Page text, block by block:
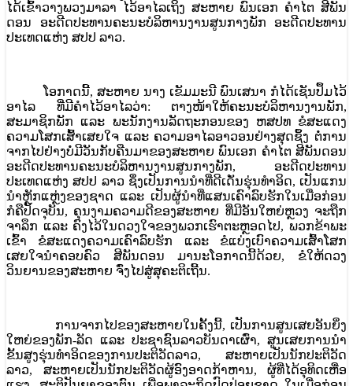
ໄດ້ເຂົ້າວາງພວງມາລາ ໄວ້ອາໄລເຖິງ ສະຫາຍ ພົນເອກ ຄໍາໄຕ ສີພັນ
ດອນ ອະດີດປະທານຄະນະບໍລິຫານງານສູນກາງພັກ ອະດີດປະທານ
ປະເທດແຫ່ງ ສປປ ລາວ.
ໂອກາດນີ້, ສະຫາຍ ນາງ ເຂັມມະນີ ພົນເສນາ ກໍໄດ້ເຊັນປຶ້ມໄວ້
ອາໄລ ທີ່ມີຄໍາໄວ້ອາໄລວ່າ: ຕາງໜ້າໃຫ້ຄະນະບໍລິຫານງານພັກ,
ສະມາຊິກພັກ ແລະ ພະນັກງານລັດຖະກອນຂອງ ຫສປທ ຂໍສະແດງ
ຄວາມໂສກເສົ້າເສຍໃຈ ແລະ ຄວາມອາໄລອາວອນຢ່າງສຸດຊຶ້ງ ຕໍ່ການ
ຈາກໄປຢ່າງບໍ່ມີວັນກັບຄືນມາຂອງສະຫາຍ ພົນເອກ ຄຳໄຕ ສີພັນດອນ
ອະດີດປະທານຄະນະບໍລິຫານງານສູນກາງພັກ, ອະດີດປະທານ
ປະເທດແຫ່ງ ສປປ ລາວ ຊຶ່ງເປັນການນຳທີ່ດີເດັ່ນຮຸ່ນທຳອິດ, ເປັນແກນ
ນຳຫຼັກແຫຼ່ງຂອງຊາດ ແລະ ເປັນຜູ້ນຳທີ່ແສນເຄົາລົບຮັກໃນເມື່ອກ່ອນ
ກໍຄືປັດຈຸບັນ, ຄຸນງາມຄວາມດີຂອງສະຫາຍ ທີ່ມີອັນໃຫຍ່ຫຼວງ ຈະຖືກ
ຈາລຶກ ແລະ ຄົງໄວ້ໃນດວງໃຈຂອງພວກເຮົາຕະຫຼອດໄປ, ພວກຂ້າພະ
ເຂົ້າ ຂໍສະແດງຄວາມເຄົາລົບຮັກ ແລະ ຂໍແບ່ງເບົາຄວາມເສົ້າໂສກ
ເສຍໃຈນຳຄອບຄົວ ສີພັນດອນ ມານະໂອກາດນີ້ດ້ວຍ, ຂໍໃຫ້ດວງ
ວິນຍານຂອງສະຫາຍ ຈົ່ງໄປສູ່ສຸຄະຕິເຖີ້ນ.
ການຈາກໄປຂອງສະຫາຍໃນຄັ້ງນີ້, ເປັນການສູນເສຍອັນຍິ່ງ
ໃຫຍ່ຂອງພັກ-ລັດ ແລະ ປະຊາຊົນລາວບັນດາເຜົ່າ, ສູນເສຍການນໍາ
ຂັ້ນສູງຮຸ່ນທໍາອິດຂອງການປະຕິວັດລາວ, ສະຫາຍເປັນນັກປະຕິວັດ
ລາວ, ສະຫາຍເປັນນັກປະຕິວັດຜູ້ອົງອາດກ້າຫານ, ຜູ້ທີ່ໄດ້ອຸທິດເຫື່ອ